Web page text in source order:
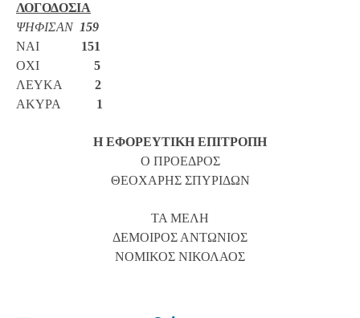
ΛΟΓΟΔΟΣΙΑ
ΨΗΦΙΣΑΝ 159
ΝΑΙ 151
ΟΧΙ 5
ΛΕΥΚΑ 2
ΑΚΥΡΑ 1
Η ΕΦΟΡΕΥΤΙΚΗ ΕΠΙΤΡΟΠΗ
Ο ΠΡΟΕΔΡΟΣ
ΘΕΟΧΑΡΗΣ ΣΠΥΡΙΔΩΝ
ΤΑ ΜΕΛΗ
ΔΕΜΟΙΡΟΣ ΑΝΤΩΝΙΟΣ
ΝΟΜΙΚΟΣ ΝΙΚΟΛΑΟΣ